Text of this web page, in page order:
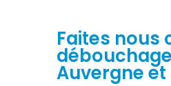
Faites nous
Auvergne et